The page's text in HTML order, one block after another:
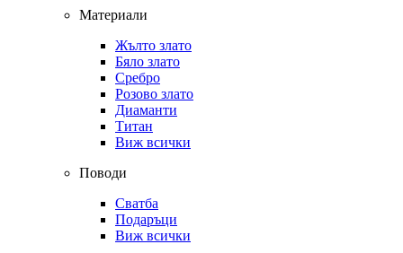
Материали
Жълто злато
Бяло злато
Сребро
Розово злато
Диаманти
Титан
Виж всички
Поводи
Сватба
Подаръци
Виж всички